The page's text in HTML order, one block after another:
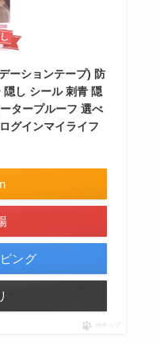
ーションテープ) 防
し シール 刺青 隠
タープルーフ 選べ
グインマイライフ
ング
ポチップ